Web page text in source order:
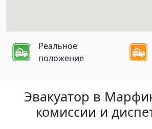
Реальное
положение
Эвакуатор в
комиссии и